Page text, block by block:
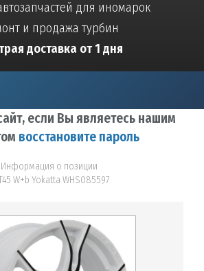
для иномарок
и продажа турбин
доставка от 1 дня
если Вы являетесь нашим
восстановите пароль
Информация о позиции
W+b Yokatta WHS085597